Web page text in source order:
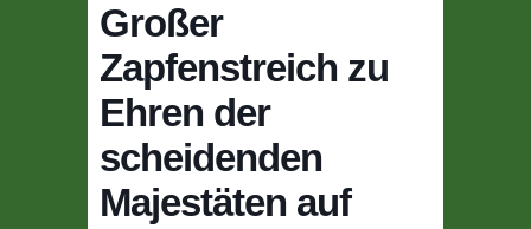
Großer
Zapfenstreich zu
Ehren der
scheidenden
Majestäten auf